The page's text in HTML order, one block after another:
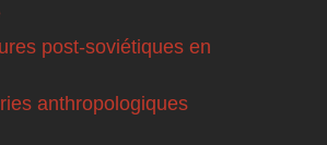
post-soviétiques en
anthropologiques